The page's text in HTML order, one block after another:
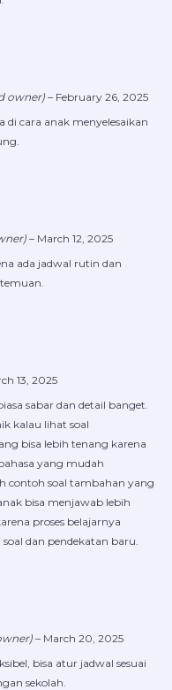
owner)– February 26, 2025
di cara anak menyelesaikan
– March 12, 2025
ada jadwal rutin dan
13, 2025
sabar dan detail banget.
kalau lihat soal
bisa lebih tenang karena
yang mudah
contoh soal tambahan yang
bisa menjawab lebih
proses belajarnya
dan pendekatan baru.
– March 20, 2025
bisa atur jadwal sesuai
sekolah.